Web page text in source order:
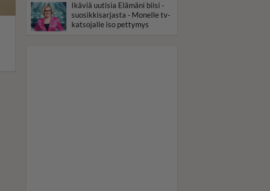
Ikäviä uutisia Elämäni biisi -
suosikkisarjasta - Monelle tv-
katsojalle iso pettymys